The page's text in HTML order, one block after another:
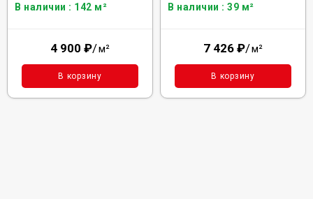
В наличии : 142 м²
4 900 ₽/м²
В корзину
В наличии : 39 м²
7 426 ₽/м²
В корзину